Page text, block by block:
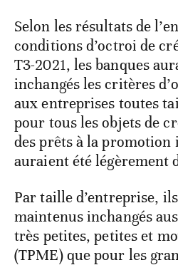
Selon les résultats de
conditions d’octroi de
T3-2021, les banques
inchangés les critères
aux entreprises toutes
pour tous les objets de
des prêts à la
auraient été légèrement
Par taille d’entreprise,
maintenus inchangés
très petites, petites et
(TPME) que pour les